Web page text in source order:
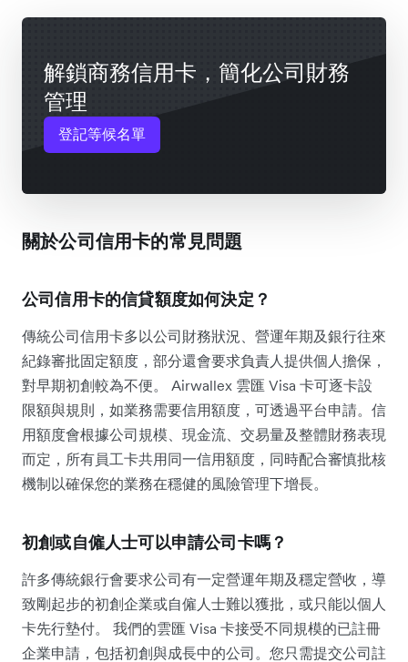
解鎖商務信用卡，簡化公司財務
管理
登記等候名單
關於公司信用卡的常見問題
公司信用卡的信貸額度如何決定？
傳統公司信用卡多以公司財務狀況、營運年期及銀行往來
紀錄審批固定額度，部分還會要求負責人提供個人擔保，
對早期初創較為不便。 Airwallex 雲匯 Visa 卡可逐卡設
限額與規則，如業務需要信用額度，可透過平台申請。信
用額度會根據公司規模、現金流、交易量及整體財務表現
而定，所有員工卡共用同一信用額度，同時配合審慎批核
機制以確保您的業務在穩健的風險管理下增長。
初創或自僱人士可以申請公司卡嗎？
許多傳統銀行會要求公司有一定營運年期及穩定營收，導
致剛起步的初創企業或自僱人士難以獲批，或只能以個人
卡先行墊付。 我們的雲匯 Visa 卡接受不同規模的已註冊
企業申請，包括初創與成長中的公司。您只需提交公司註